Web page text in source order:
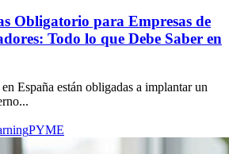
Obligatorio para Empresas de
Todo lo que Debe Saber en
España están obligadas a implantar un
PYME